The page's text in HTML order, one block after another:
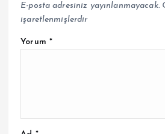
E-posta adresiniz yayınlanmayacak.
işaretlenmişlerdir
Yorum *